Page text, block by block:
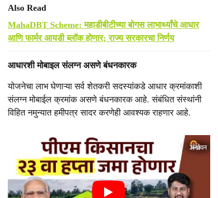
Also Read
MahaDBT Scheme: महाडीबीटीच्या बोगस लाभार्थ्यांचे आधार
आणि फार्मर आयडी ब्लॉक होणार; राज्य सरकारचा निर्णय
आधारशी मोबाइल संलग्न असणे बंधनकारक
योजनेचा लाभ घेणाऱ्या सर्व शेतकरी सदस्यांकडे आधार क्रमांकाशी
संलग्न मोबाईल क्रमांक असणे बंधनकारक आहे. संबंधित संस्थांनी
विहित नमुन्यात हमीपत्र सादर करणेही आवश्यक राहणार आहे.